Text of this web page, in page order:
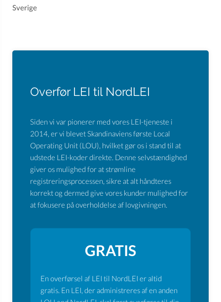
Sverige
Overfør LEI til NordLEI
Siden vi var pionerer med vores LEI-tjeneste i
2014, er vi blevet Skandinaviens første Local
Operating Unit (LOU), hvilket gør os i stand til at
udstede LEI-koder direkte. Denne selvstændighed
giver os mulighed for at strømline
registreringsprocessen, sikre at alt håndteres
korrekt og dermed give vores kunder mulighed for
at fokusere på overholdelse af lovgivningen.
GRATIS
En overførsel af LEI til NordLEI er altid
gratis. En LEI, der administreres af en anden